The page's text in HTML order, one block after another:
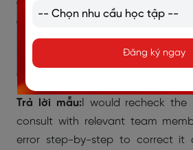
What would you do
discrepancy in financial
(Bạn sẽ làm gì nếu phát hiện sai
chính?)
Trả lời mẫu:I would recheck the
consult with relevant team
error step-by-step to correct it
Đăng ký ngay